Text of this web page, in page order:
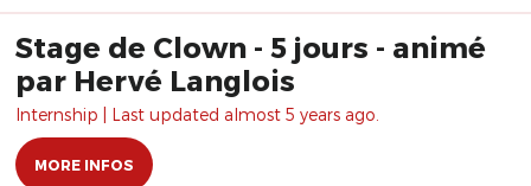
Stage de Clown - 5 jours - animé
par Hervé Langlois
Internship | Last updated almost 5 years ago.
MORE INFOS